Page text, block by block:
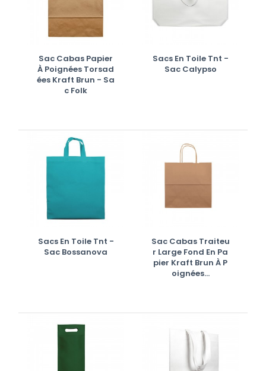
Sac Cabas Papier
À Poignées Torsad
Ées Kraft Brun - Sa
C Folk
Sacs En Toile Tnt -
Sac Calypso
Sacs En Toile Tnt -
Sac Bossanova
Sac Cabas Traiteu
R Large Fond En Pa
Pier Kraft Brun À P
Oignées...